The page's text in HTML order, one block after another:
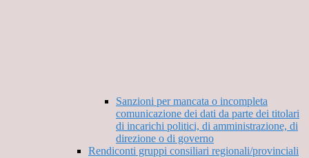
Sanzioni per mancata o incompleta
comunicazione dei dati da parte dei titolari
di incarichi politici, di amministrazione, di
direzione o di governo
Rendiconti gruppi consiliari regionali/provinciali